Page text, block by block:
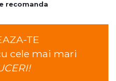
recomanda
TE
cele mai mari